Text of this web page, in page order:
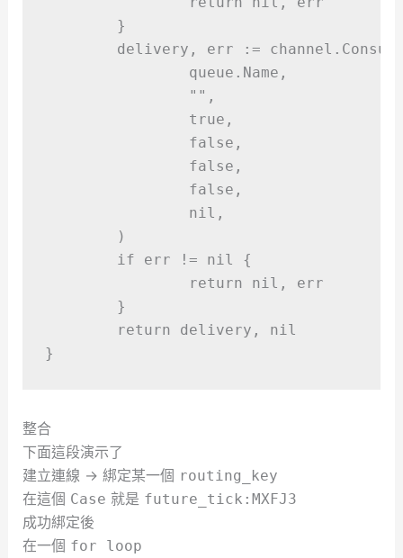
}
	delivery
, err := channel .
		queue
. Name ,
"" ,
true,
false,
false,
false,
nil,
)
if err != nil
{
return
nil,
err
}
return delivery ,
nil
}
整合
下面這段演示了
建立連線 -> 綁定某一個 routing_key
在這個 Case 就是 future_tick:MXFJ3
成功綁定後
在一個 for loop